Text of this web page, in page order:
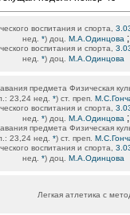
воспитания и спорта,
нед.*) доц.М.А.Одинцова ;
воспитания и спорта,
нед.*) доц.М.А.Одинцова
предмета Физическая
23,24 нед.*) ст. преп.
воспитания и спорта,
нед.*) доц.М.А.Одинцова ;
предмета Физическая
23,24 нед.*) ст. преп.
воспитания и спорта,
нед.*) доц.М.А.Одинцова
Легкая атлетика с